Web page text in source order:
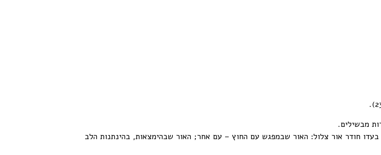
מבשילים.
חודר אור צלול: האור שבמפגש עם החוץ – עם אחר; האור שבהימצאות, בהינתנות הלב